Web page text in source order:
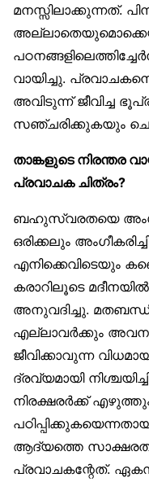
മനസ്സിലാക്കുന്നത്.
വായിച്ചു.
അവിടുന്ന് ജീവിച്ച
സഞ്ചരിക്കുകയും
താങ്കളുടെ നിരന്തര
പ്രവാചക ചിത്രം?
ബഹുസ്വരതയെ
ഒരിക്കലും
എനിക്കെവിടെയും
കരാറിലൂടെ
അനുവദിച്ചു.
എല്ലാവർക്കും
ജീവിക്കാവുന്ന
ദ്രവ്യമായി
നിരക്ഷരർക്ക്
ആദ്യത്തെ
പ്രവാചകന്റേത്.